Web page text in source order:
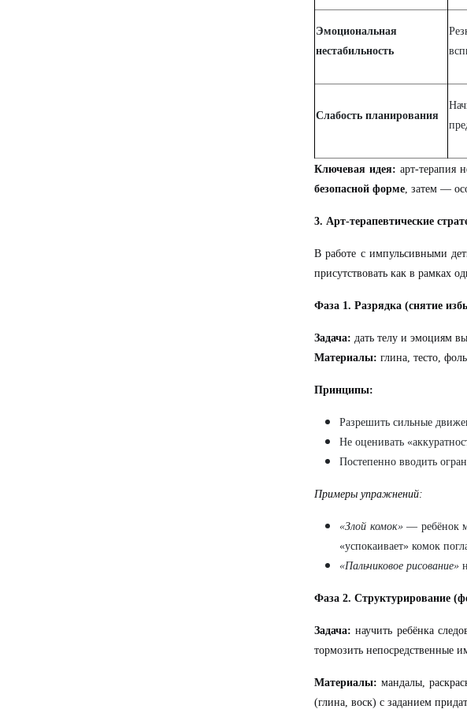
Эмоциональная
нестабильность
Слабость планирования
Ключевая идея: арт-терапия
безопасной форме, затем —
3. Арт-терапевтические
В работе с импульсивными
присутствовать как в рамках
Фаза 1. Разрядка (снятие
Задача: дать телу и эмоциям
Материалы: глина, тесто,
Принципы:
Разрешить сильные
Не оценивать
Постепенно вводить
Примеры упражнений:
«Злой комок»— ребёнок
«успокаивает» комок
«Пальчиковое рисование»
Фаза 2. Структурирование
Задача: научить ребёнка
тормозить непосредственные
Материалы: мандалы,
(глина, воск) с заданием